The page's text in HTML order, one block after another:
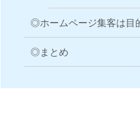
◎ホームページ集客は目
◎まとめ